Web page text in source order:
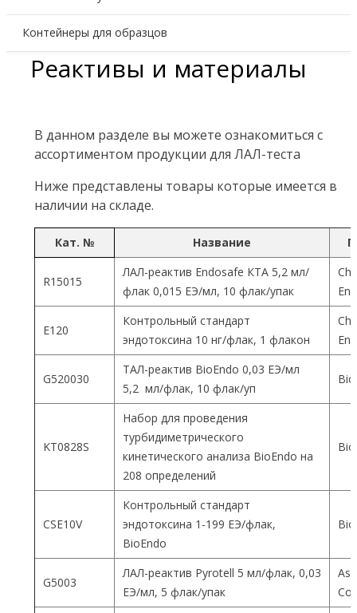
Контейнеры для образцов
Реактивы и материалы
В данном разделе вы можете ознакомиться с
ассортиментом продукции для ЛАЛ-теста
Ниже представлены товары которые имеется в
наличии на складе.
Кат. № Название
R15015
ЛАЛ-реактив Endosafe КТА 5,2 мл/
флак 0,015 ЕЭ/мл, 10 флак/упак
Е120
Контрольный стандарт
эндотоксина 10 нг/флак, 1 флакон
G520030
ТАЛ-реактив BioEndo 0,03 ЕЭ/мл
5,2 мл/флак, 10 флак/уп
KT0828S
Набор для проведения
турбидиметрического
кинетического анализа BioEndo на
208 определений
CSE10V
Контрольный стандарт
эндотоксина 1-199 ЕЭ/флак,
BioEndo
G5003
ЛАЛ-реактив Pyrotell 5 мл/флак, 0,03
ЕЭ/мл, 5 флак/упак